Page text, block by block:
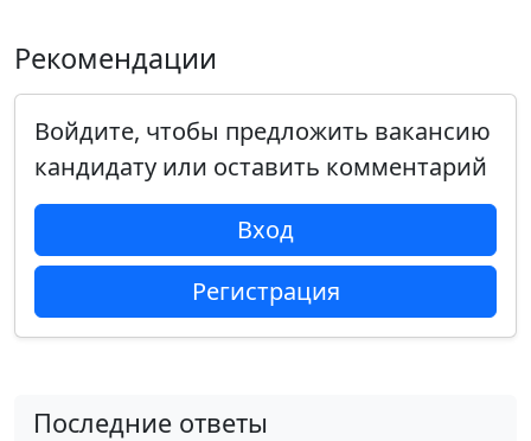
Рекомендации
Войдите, чтобы предложить вакансию
кандидату или оставить комментарий
Вход
Регистрация
Последние ответы